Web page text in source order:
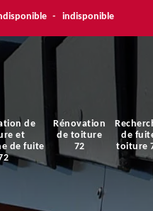
- indisponible
de
et
de fuite
Rénovation
de toiture
72
de
toiture